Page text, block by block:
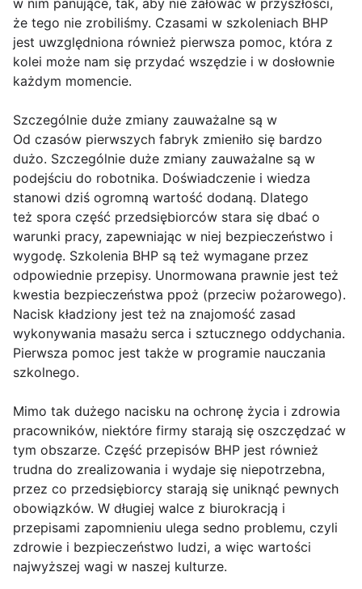
w nim panujące, tak, aby nie żałować w przyszłości,
że tego nie zrobiliśmy. Czasami w szkoleniach BHP
jest uwzględniona również pierwsza pomoc, która z
kolei może nam się przydać wszędzie i w dosłownie
każdym momencie.
Szczególnie duże zmiany zauważalne są w
Od czasów pierwszych fabryk zmieniło się bardzo
dużo. Szczególnie duże zmiany zauważalne są w
podejściu do robotnika. Doświadczenie i wiedza
stanowi dziś ogromną wartość dodaną. Dlatego
też spora część przedsiębiorców stara się dbać o
warunki pracy, zapewniając w niej bezpieczeństwo i
wygodę. Szkolenia BHP są też wymagane przez
odpowiednie przepisy. Unormowana prawnie jest też
kwestia bezpieczeństwa ppoż (przeciw pożarowego).
Nacisk kładziony jest też na znajomość zasad
wykonywania masażu serca i sztucznego oddychania.
Pierwsza pomoc jest także w programie nauczania
szkolnego.
Mimo tak dużego nacisku na ochronę życia i zdrowia
pracowników, niektóre firmy starają się oszczędzać w
tym obszarze. Część przepisów BHP jest również
trudna do zrealizowania i wydaje się niepotrzebna,
przez co przedsiębiorcy starają się uniknąć pewnych
obowiązków. W długiej walce z biurokracją i
przepisami zapomnieniu ulega sedno problemu, czyli
zdrowie i bezpieczeństwo ludzi, a więc wartości
najwyższej wagi w naszej kulturze.